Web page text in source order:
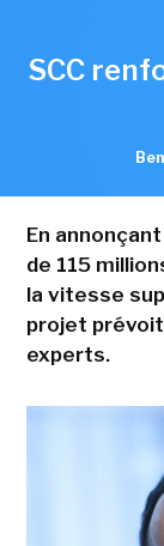
SCC
En
de 115
la vitesse
projet
experts.